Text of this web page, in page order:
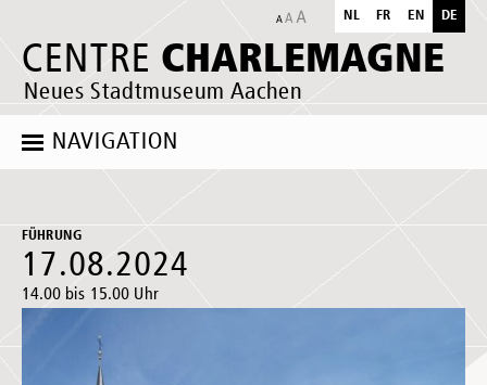
CENTRE CHARLEMAGNE
Neues Stadtmuseum Aachen
NL FR EN DE
NAVIGATION
FÜHRUNG
17.08.2024
14.00 bis 15.00 Uhr